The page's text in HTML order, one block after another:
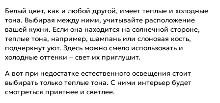
Белый цвет, как и любой другой, имеет теплые и холодные
тона. Выбирая между ними, учитывайте расположение
вашей кухни. Если она находится на солнечной стороне,
теплые тона, например, шампань или слоновая кость,
подчеркнут уют. Здесь можно смело использовать и
холодные оттенки – свет их приглушит.
А вот при недостатке естественного освещения стоит
выбирать только теплые тона. С ними интерьер будет
смотреться приятнее и светлее.